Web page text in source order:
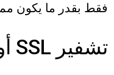
فقط بقدر ما يكون
تشفير SSL أو TLS